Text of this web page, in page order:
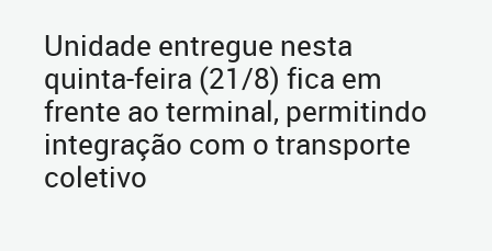
Unidade entregue nesta
quinta-feira (21/8) fica em
frente ao terminal, permitindo
integração com o transporte
coletivo